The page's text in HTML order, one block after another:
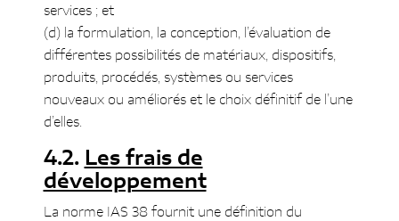
services ; et
(d) la formulation, la conception, l’évaluation de
différentes possibilités de matériaux, dispositifs,
produits, procédés, systèmes ou services
nouveaux ou améliorés et le choix définitif de l’une
d’elles.
Les frais de
développement
La norme IAS 38 fournit une définition du